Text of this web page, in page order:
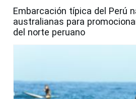
Embarcación típica del Perú
australianas para
del norte peruano